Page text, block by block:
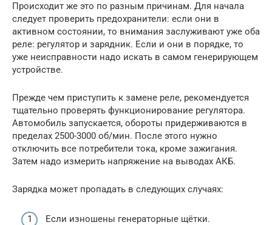
Происходит же это по разным причинам. Для начала
следует проверить предохранители: если они в
активном состоянии, то внимания заслуживают уже оба
реле: регулятор и зарядник. Если и они в порядке, то
уже неисправности надо искать в самом генерирующем
устройстве.
Прежде чем приступить к замене реле, рекомендуется
тщательно проверять функционирование регулятора.
Автомобиль запускается, обороты придерживаются в
пределах 2500-3000 об/мин. После этого нужно
отключить все потребители тока, кроме зажигания.
Затем надо измерить напряжение на выводах АКБ.
Зарядка может пропадать в следующих случаях:
Если изношены генераторные щётки.